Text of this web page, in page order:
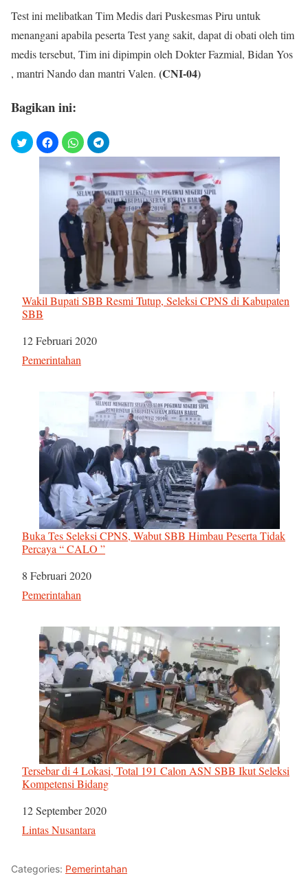
Test ini melibatkan Tim Medis dari Puskesmas Piru untuk
menangani apabila peserta Test yang sakit, dapat di obati oleh tim
medis tersebut, Tim ini dipimpin oleh Dokter Fazmial, Bidan Yos
, mantri Nando dan mantri Valen. (CNI-04)
Bagikan ini:
Wakil Bupati SBB Resmi Tutup, Seleksi CPNS di Kabupaten
SBB
Tanggal
12 Februari 2020
Sehubungan dengan
Pemerintahan
Buka Tes Seleksi CPNS, Wabut SBB Himbau Peserta Tidak
Percaya “ CALO ”
Tanggal
8 Februari 2020
Sehubungan dengan
Pemerintahan
Tersebar di 4 Lokasi, Total 191 Calon ASN SBB Ikut Seleksi
Kompetensi Bidang
Tanggal
12 September 2020
Sehubungan dengan
Lintas Nusantara
Categories: Pemerintahan